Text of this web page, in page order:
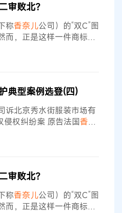
场争议可追溯到2017
产权局（EUIPO）提出注
审败北？
称香奈儿公司）的“双C”图
而，正是这样一件商标引
罚。 因认为叶某宗经营
侵犯了自己持有的第
民法院（下称海珠法
商标侵权，并判决其赔偿
元。叶某宗
典型案例选登(四)
诉北京秀水街服装市场有
侵权纠纷案 原告法国香奈
购买了带有其商标标识
市场有权并有义务对市
的商品进行监督，制止、
市场在知道
审败北？
称香奈儿公司）的“双C”图
而，正是这样一件商标引